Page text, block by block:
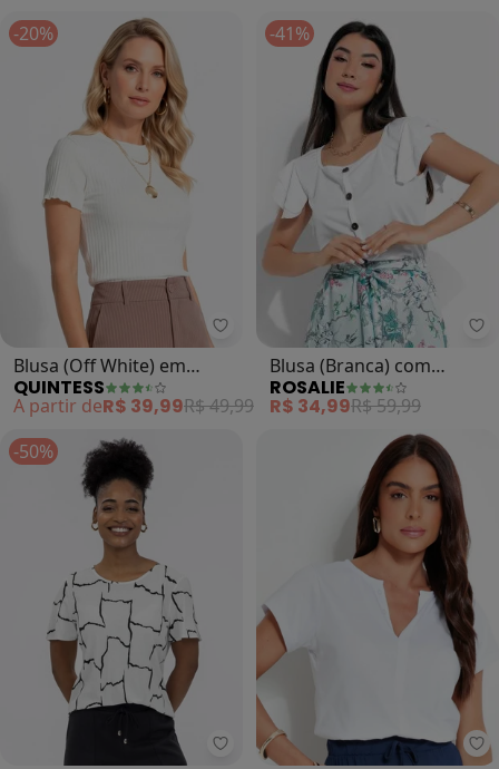
-20%
Quintess - Blusa (Off White) em
Blusa (Off White) em
Malha Canelada
QUINTESS
A partir deR$ 39,99R$ 49,99
-41%
Blusa (Branca) com
Babado na Manga
ROSALIE
R$ 34,99R$ 59,99
-50%
Habana - Blusa em Misturinha